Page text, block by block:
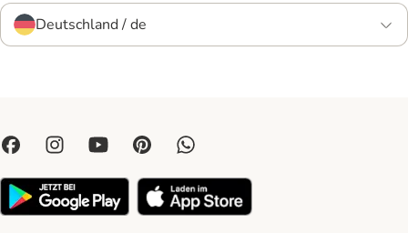
Deutschland / de